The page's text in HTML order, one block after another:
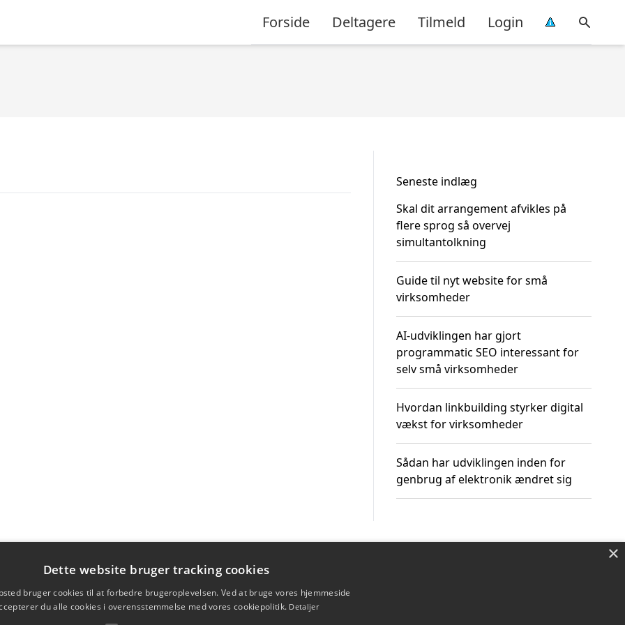
Forside Deltagere Tilmeld Login
Seneste indlæg
Skal dit arrangement afvikles på
flere sprog så overvej
simultantolkning
Guide til nyt website for små
virksomheder
AI-udviklingen har gjort
programmatic SEO interessant for
selv små virksomheder
Hvordan linkbuilding styrker digital
vækst for virksomheder
Sådan har udviklingen inden for
genbrug af elektronik ændret sig
×
Dette website bruger tracking cookies
bruger cookies til at forbedre brugeroplevelsen. Ved at bruge vores hjemmeside
du alle cookies i overensstemmelse med vores cookiepolitik. Detaljer